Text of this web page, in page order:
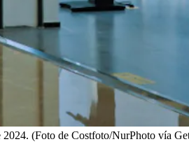
(Foto de Costfoto/NurPhoto vía